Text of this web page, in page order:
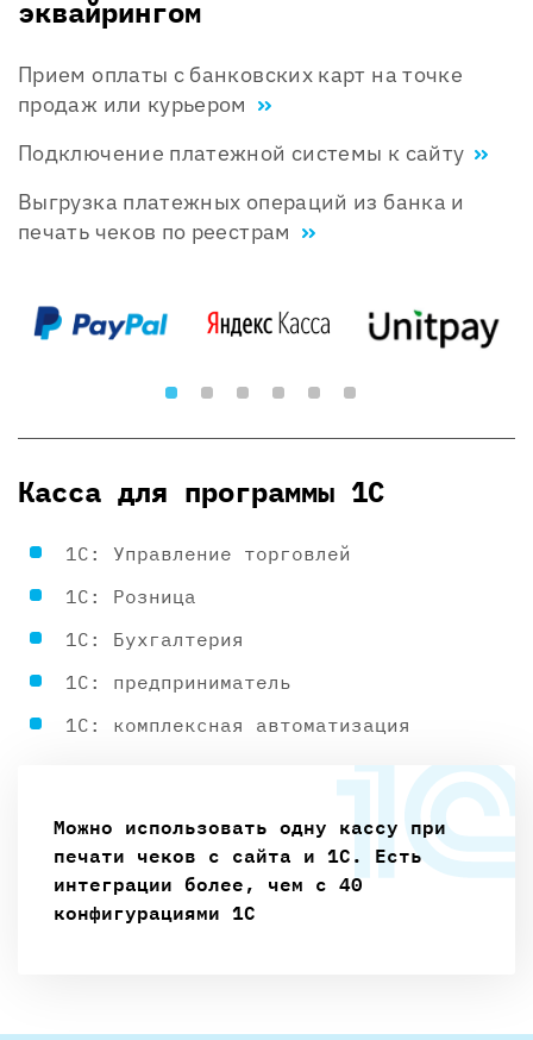
эквайрингом
Прием оплаты с банковских карт на точке
продаж или курьером
Подключение платежной системы к сайту
Выгрузка платежных операций из банка и
печать чеков по реестрам
Касса для программы 1С
1С: Управление торговлей
1С: Розница
1С: Бухгалтерия
1С: предприниматель
1С: комплексная автоматизация
Можно использовать одну кассу при
печати чеков с сайта и 1С. Есть
интеграции более, чем с 40
конфигурациями 1С